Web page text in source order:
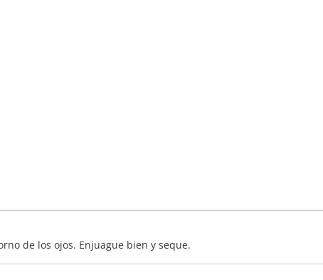
de los ojos. Enjuague bien y seque.